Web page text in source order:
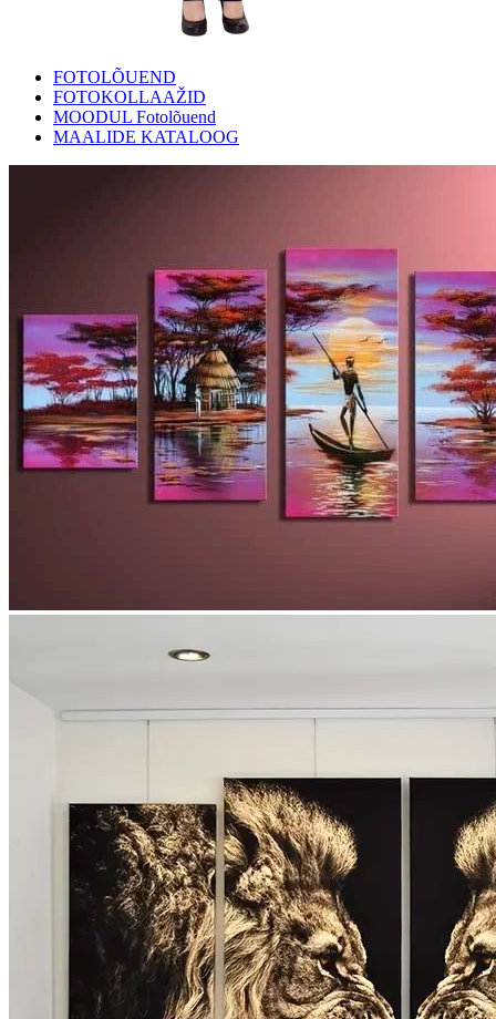
FOTOLÕUEND
FOTOKOLLAAŽID
MOODUL Fotolõuend
MAALIDE KATALOOG